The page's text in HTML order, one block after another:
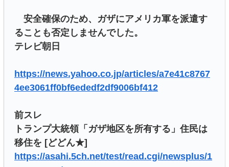
安全確保のため、ガザにアメリカ軍を派遣す
ることも否定しませんでした。
テレビ朝日
https://news.yahoo.co.jp/articles/a7e41c8767
4ee3061ff0bf6ededf2df9006bf412
前スレ
トランプ大統領「ガザ地区を所有する」住民は
移住を [どどん★]
https://asahi.5ch.net/test/read.cgi/newsplus/1